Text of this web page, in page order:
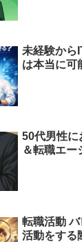
未経験から
は本当に可
50代男性に
＆転職エー
転職活動
活動をする